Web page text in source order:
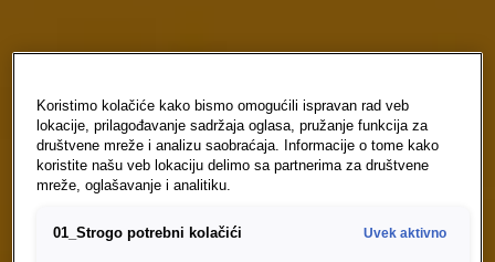
Koristimo kolačiće kako bismo omogućili ispravan rad veb
lokacije, prilagođavanje sadržaja oglasa, pružanje funkcija za
društvene mreže i analizu saobraćaja. Informacije o tome kako
koristite našu veb lokaciju delimo sa partnerima za društvene
mreže, oglašavanje i analitiku.
01_Strogo potrebni kolačići Uvek aktivno